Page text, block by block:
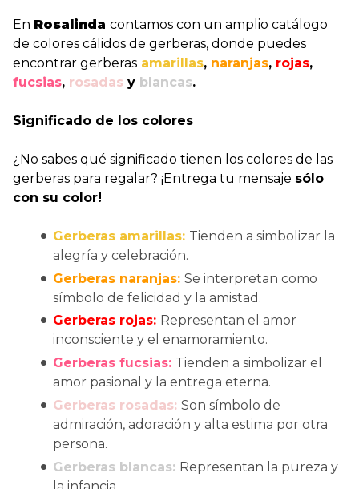
En Rosalinda contamos con un amplio catálogo
de colores cálidos de gerberas, donde puedes
encontrar gerberas amarillas, naranjas, rojas,
fucsias, rosadas y blancas.
Significado de los colores
¿No sabes qué significado tienen los colores de las
gerberas para regalar? ¡Entrega tu mensaje sólo
con su color!
Gerberas amarillas: Tienden a simbolizar la
alegría y celebración.
Gerberas naranjas: Se interpretan como
símbolo de felicidad y la amistad.
Gerberas rojas: Representan el amor
inconsciente y el enamoramiento.
Gerberas fucsias: Tienden a simbolizar el
amor pasional y la entrega eterna.
Gerberas rosadas: Son símbolo de
admiración, adoración y alta estima por otra
persona.
Gerberas blancas: Representan la pureza y